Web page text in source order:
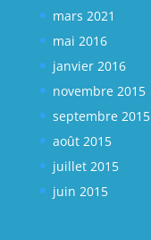
mars 2021
mai 2016
janvier 2016
novembre 2015
septembre 2015
août 2015
juillet 2015
juin 2015